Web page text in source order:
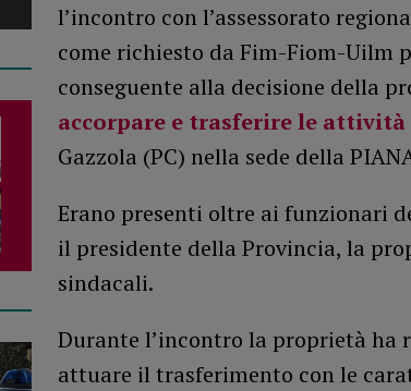
l’incontro con l’assessorato
come richiesto da Fim-Fiom-Uilm
conseguente alla decisione della
accorpare e trasferire le attività
Gazzola (PC) nella sede della
Erano presenti oltre ai funzionari
il presidente della Provincia, la
sindacali.
Durante l’incontro la proprietà ha
attuare il trasferimento con le